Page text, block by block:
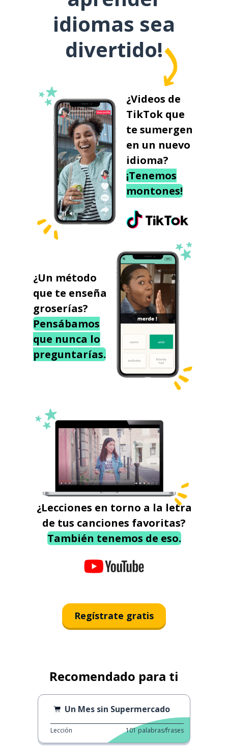
idiomas sea
divertido!
¿Videos de
TikTok que
te sumergen
en un nuevo
idioma?
¡Tenemos
montones!
¿Un método
que te enseña
groserías?
Pensábamos
que nunca lo
preguntarías.
¿Lecciones en torno a la letra
de tus canciones favoritas?
También tenemos de eso.
Regístrate gratis
Recomendado para ti
Un Mes sin Supermercado
Lección 101 palabras/frases